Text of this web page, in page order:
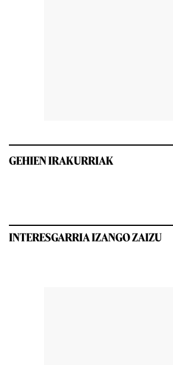
GEHIEN IRAKURRIAK
INTERESGARRIA IZANGO ZAIZU